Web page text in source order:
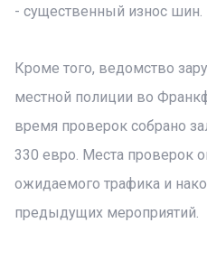
- существенный износ шин.
Кроме того, ведомство
местной полиции во
время проверок собрано
330 евро. Места проверок
ожидаемого трафика и
предыдущих мероприятий.